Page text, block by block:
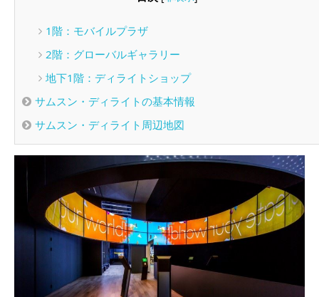
1階：モバイルプラザ
2階：グローバルギャラリー
地下1階：ディライトショップ
サムスン・ディライトの基本情報
サムスン・ディライト周辺地図